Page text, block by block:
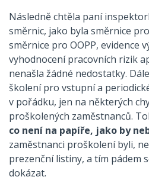
Následně chtěla paní
směrnic, jako byla směrnice
směrnice pro OOPP, evidence
vyhodnocení pracovních rizik
nenašla žádné nedostatky.
školení pro vstupní a
v pořádku, jen na některých
proškolených zaměstnanců.
co není na papíře, jako by
zaměstnanci proškolení byli,
prezenční listiny, a tím pádem
dokázat.